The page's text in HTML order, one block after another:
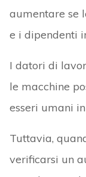
aumentare se
e i dipendenti
I datori di
le macchine
esseri umani
Tuttavia,
verificarsi un